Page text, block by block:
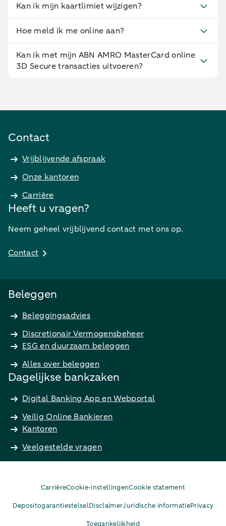
Kan ik mijn kaartlimiet wijzigen?
Hoe meld ik me online aan?
Kan ik met mijn ABN AMRO MasterCard online
3D Secure transacties uitvoeren?
Contact
Vrijblijvende afspraak
Onze kantoren
Carrière
Heeft u vragen?
Neem geheel vrijblijvend contact met ons op.
Contact
Beleggen
Beleggingsadvies
Discretionair Vermogensbeheer
ESG en duurzaam beleggen
Alles over beleggen
Dagelijkse bankzaken
Digital Banking App en Webportal
Veilig Online Bankieren
Kantoren
Veelgestelde vragen
CarrièreCookie-instellingenCookie statement
DepositogarantiestelselDisclaimerJuridische informatiePrivacy
Toegankelijkheid